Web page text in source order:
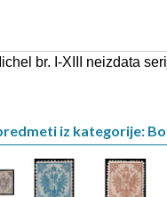
br. I-XIII neizdata
iz kategorije: